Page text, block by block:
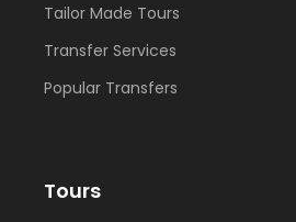
Tailor Made Tours
Transfer Services
Popular Transfers
Tours